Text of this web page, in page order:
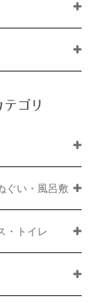
テゴリ
ぐい・風呂敷
・トイレ